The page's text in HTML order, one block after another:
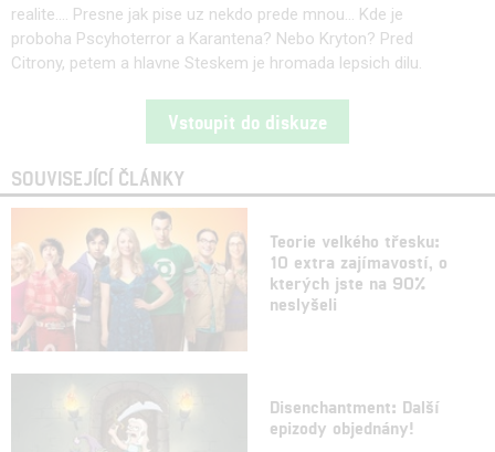
realite.... Presne jak pise uz nekdo prede mnou... Kde je
proboha Pscyhoterror a Karantena? Nebo Kryton? Pred
Citrony, petem a hlavne Steskem je hromada lepsich dilu.
Vstoupit do diskuze
SOUVISEJÍCÍ ČLÁNKY
Teorie velkého třesku:
10 extra zajímavostí, o
kterých jste na 90%
neslyšeli
Disenchantment: Další
epizody objednány!